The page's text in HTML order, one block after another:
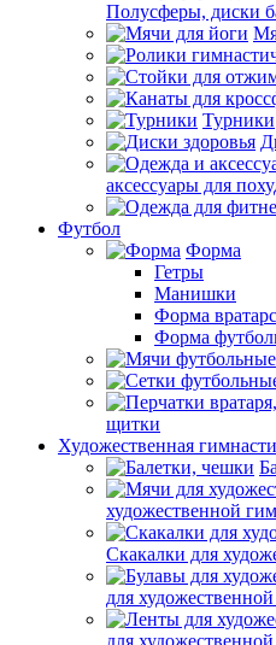
Полусферы, диски
Турники
аксессуары для
Футбол
Форма
Гетры
Манишки
Форма
Форма
щитки
Художественная
художественной
Скакалки для
для
для